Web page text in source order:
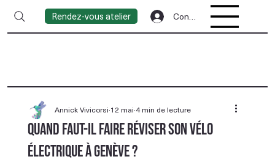
Rendez-vous atelier Connexion
Quand faut-il faire réviser son vélo
électrique à Genève ?
Annick Vivicorsi 12 mai 4 min de lecture